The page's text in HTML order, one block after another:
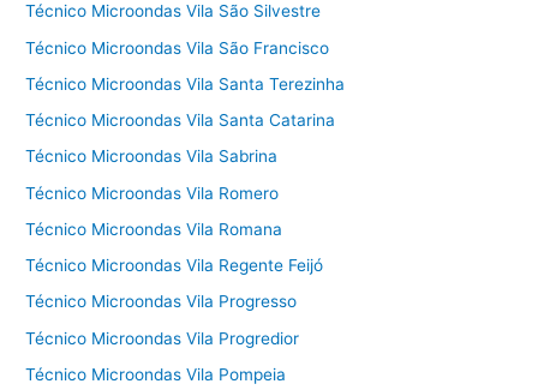
Técnico Microondas Vila São Silvestre
Técnico Microondas Vila São Francisco
Técnico Microondas Vila Santa Terezinha
Técnico Microondas Vila Santa Catarina
Técnico Microondas Vila Sabrina
Técnico Microondas Vila Romero
Técnico Microondas Vila Romana
Técnico Microondas Vila Regente Feijó
Técnico Microondas Vila Progresso
Técnico Microondas Vila Progredior
Técnico Microondas Vila Pompeia